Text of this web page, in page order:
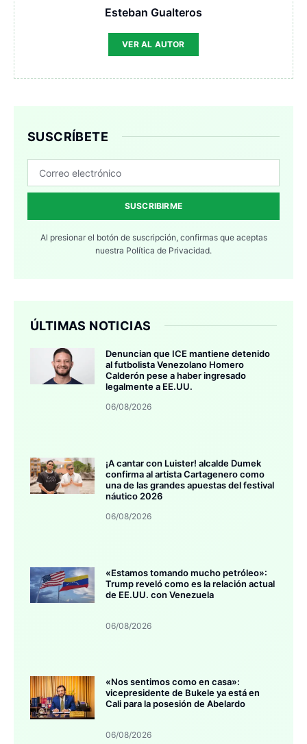
Esteban Gualteros
VER AL AUTOR
SUSCRÍBETE
SUSCRIBIRME
Al presionar el botón de suscripción, confirmas que aceptas
nuestra Política de Privacidad.
ÚLTIMAS NOTICIAS
Denuncian que ICE mantiene detenido
al futbolista Venezolano Homero
Calderón pese a haber ingresado
legalmente a EE.UU.
06/08/2026
¡A cantar con Luister! alcalde Dumek
confirma al artista Cartagenero como
una de las grandes apuestas del festival
náutico 2026
06/08/2026
«Estamos tomando mucho petróleo»:
Trump reveló como es la relación actual
de EE.UU. con Venezuela
06/08/2026
«Nos sentimos como en casa»:
vicepresidente de Bukele ya está en
Cali para la posesión de Abelardo
06/08/2026